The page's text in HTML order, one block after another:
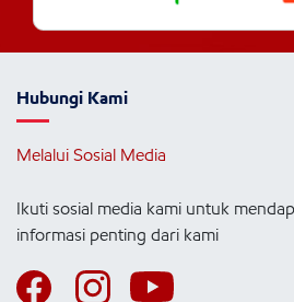
Hubungi Kami
Melalui Sosial Media
Ikuti sosial media kami untuk
informasi penting dari kami